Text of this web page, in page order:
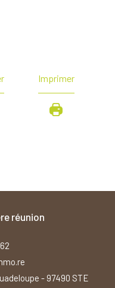
Imprimer
réunion
- 97490 STE